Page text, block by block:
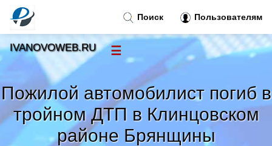
Пожилой автомобилист погиб в
тройном ДТП в Клинцовском
районе Брянщины
Поиск Пользователям
IVANOVOWEB.RU ☰
Новости
Тренды новостей»
Рубрики»